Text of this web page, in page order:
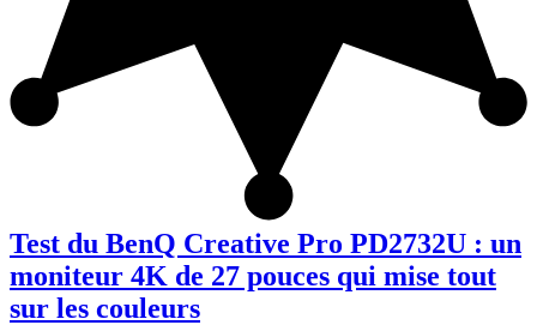
Test du BenQ Creative Pro PD2732U : un
moniteur 4K de 27 pouces qui mise tout
sur les couleurs